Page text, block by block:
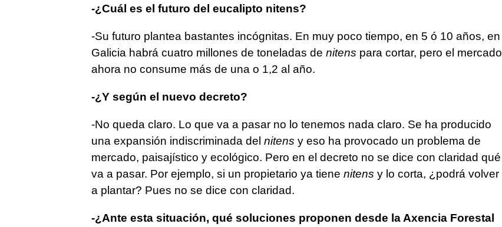
-¿Cuál es el futuro del eucalipto nitens?
-Su futuro plantea bastantes incógnitas. En muy poco tiempo, en 5 ó 10 años, en
Galicia habrá cuatro millones de toneladas de nitens para cortar, pero el mercado
ahora no consume más de una o 1,2 al año.
-¿Y según el nuevo decreto?
-No queda claro. Lo que va a pasar no lo tenemos nada claro. Se ha producido
una expansión indiscriminada del nitens y eso ha provocado un problema de
mercado, paisajístico y ecológico. Pero en el decreto no se dice con claridad qué
va a pasar. Por ejemplo, si un propietario ya tiene nitens y lo corta, ¿podrá volver
a plantar? Pues no se dice con claridad.
-¿Ante esta situación, qué soluciones proponen desde la Axencia Forestal